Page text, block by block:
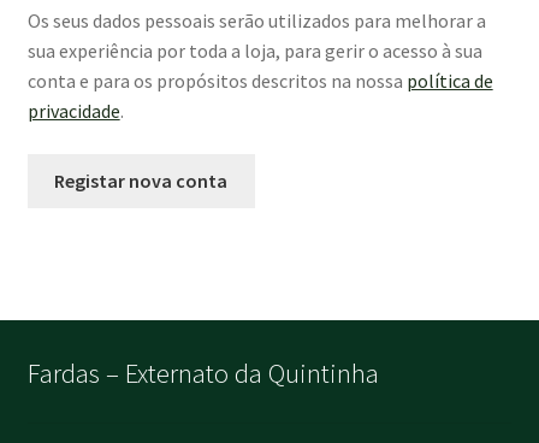
Os seus dados pessoais serão utilizados para melhorar a
sua experiência por toda a loja, para gerir o acesso à sua
conta e para os propósitos descritos na nossa política de
privacidade.
Registar nova conta
Fardas – Externato da Quintinha